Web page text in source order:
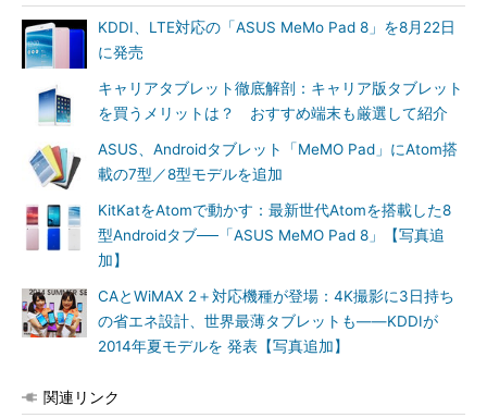
KDDI、LTE対応の「ASUS MeMo Pad 8」を8月22日
に発売
キャリアタブレット徹底解剖：キャリア版タブレット
を買うメリットは？ おすすめ端末も厳選して紹介
ASUS、Androidタブレット「MeMO Pad」にAtom搭
載の7型／8型モデルを追加
KitKatをAtomで動かす：最新世代Atomを搭載した8
型Androidタブ──「ASUS MeMO Pad 8」【写真追
加】
CAとWiMAX 2＋対応機種が登場：4K撮影に3日持ち
の省エネ設計、世界最薄タブレットも――KDDIが
2014年夏モデルを 発表【写真追加】
関連リンク